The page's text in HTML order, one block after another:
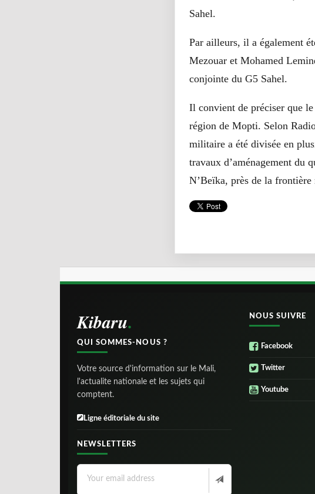
Sahel.
Par ailleurs, il a également
Mezouar et Mohamed
conjointe du G5 Sahel.
Il convient de préciser que le
région de Mopti. Selon
militaire a été divisée en
travaux d’aménagement du
N’Beïka, près de la
Kibaru
QUI SOMMES-NOUS ?
Votre source d'information sur le Mali,
l'actualite nationale et les sujets qui
comptent.
Ligne éditoriale du site
NEWSLETTERS
NOUS SUIVRE
Facebook
Twitter
Youtube